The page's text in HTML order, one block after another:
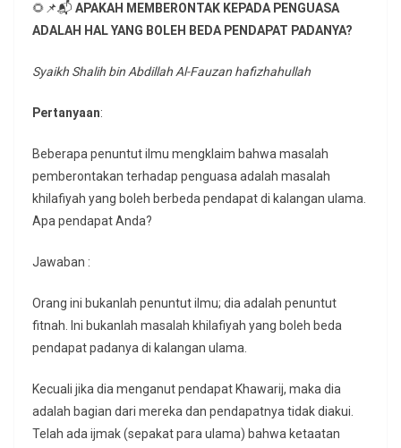
🌻📌📬 APAKAH MEMBERONTAK KEPADA PENGUASA
ADALAH HAL YANG BOLEH BEDA PENDAPAT PADANYA?
Syaikh Shalih bin Abdillah Al-Fauzan hafizhahullah
Pertanyaan:
Beberapa penuntut ilmu mengklaim bahwa masalah
pemberontakan terhadap penguasa adalah masalah
khilafiyah yang boleh berbeda pendapat di kalangan ulama.
Apa pendapat Anda?
Jawaban :
Orang ini bukanlah penuntut ilmu; dia adalah penuntut
fitnah. Ini bukanlah masalah khilafiyah yang boleh beda
pendapat padanya di kalangan ulama.
Kecuali jika dia menganut pendapat Khawarij, maka dia
adalah bagian dari mereka dan pendapatnya tidak diakui.
Telah ada ijmak (sepakat para ulama) bahwa ketaatan